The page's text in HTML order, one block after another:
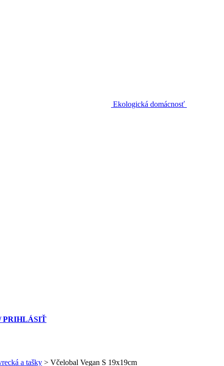
Ekologická domácnosť
PRIHLÁSIŤ
a tašky > Včelobal Vegan S 19x19cm